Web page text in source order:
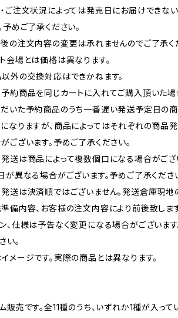
ご注文状況によっては発売日にお届けできな
予めご了承ください。
の注文内容の変更は承れませんのでご了承く
会場とは価格は異なります。
外の交換対応はできかねます。
約商品を同じカートに入れてご購入頂いた場
いた予約商品のうち一番遅い発送予定日の
なりますが、商品によってはそれぞれの商品
ございます。予めご了承ください。
送は商品によって複数個口になる場合がござ
が異なる場合がございます。予めご了承くださ
送は決済順ではございません。発送倉庫現地
備内容、お客様の注文内容により前後致します
、仕様は予告なく変更になる場合がございます
い。
メージです。実際の商品とは異なります。
販売です。全11種のうち、いずれか1種が入って